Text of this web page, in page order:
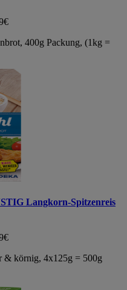
400g Packung, (1kg =
Langkorn-Spitzenreis
& körnig, 4x125g = 500g